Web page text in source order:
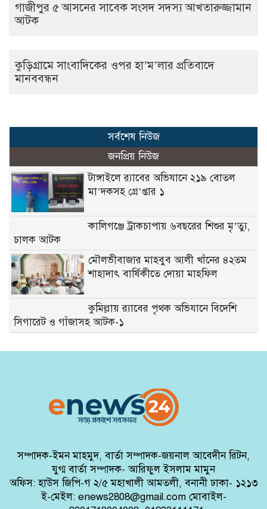
গাজীপুর ৫ আসনের সাবেক সংসদ সদস্য আখতারুজ্জামান
আটক
কুড়িগ্রামে সাংবাদিকের ওপর হা’ম’লার প্রতিবাদে
মানববন্ধন
সর্বশেষ নিউজ
জনপ্রিয় নিউজ
টাঙ্গাইলে র‍্যাবের অভিযানে ২১৯ বোতল
মা’দকসহ গ্রে’প্তার ১
কালিগঞ্জে ট্রাকচাপায় ৬বছরের শিশুর মৃ’ত্যু,
চালক আটক
মৌলভীবাজার মাহবুব আলী খাঁনের ৪২তম
শাহাদাৎ বার্ষিকীতে দোয়া মাহফিল
কুমিল্লায় র‍্যাবের পৃথক অভিযানে বিদেশি
সিগারেট ও গাঁজাসহ আটক-১
সাতক্ষীরায় সড়কপথে চাঁদাবাজি বন্ধে পুলিশ
সুপারের মতবিনিময়
কালীগঞ্জ পৌরসভার প্রশিক্ষণার্থীদের মাঝে
যাতায়াত ভাতা ও সনদপত্র বিতরণ
কুমিল্লার লাকসামে সোহান হ/ত্যা: মিজানুরের
সম্পাদক-ইমন মাহমুদ, বার্তা সম্পাদক-জয়নাল আবেদীন রিটন,
যুগ্ম বার্তা সম্পাদক- আরিফুল ইসলাম মামুন
অফিস: হাউস জিপি-গ ২/৫ মহাখালী আমতলী, বনানী ঢাকা- ১২১৩
ই-মেইল: enews2808@gmail.com মোবাইল-